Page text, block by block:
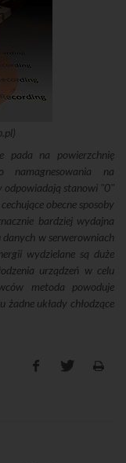
pada na powierzchnię
namagnesowania na
odpowiadają stanowi "0"
obecne sposoby
bardziej wydajna
danych w serwerowniach
wydzielane są duże
urządzeń w celu
metoda powoduje
układy chłodzące